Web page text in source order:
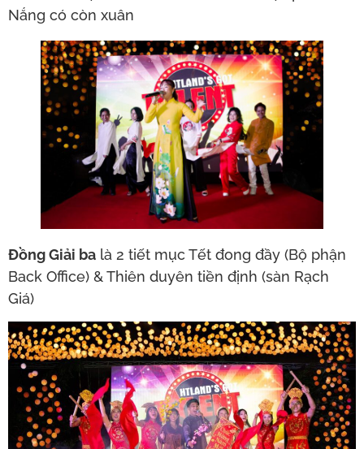
Nắng có còn xuân
Đồng Giải ba là 2 tiết mục Tết đong đầy (Bộ phận
Back Office) & Thiên duyên tiền định (sàn Rạch
Giá)